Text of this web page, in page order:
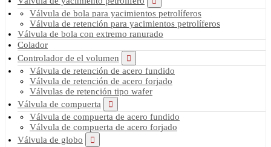
Válvula de bola para yacimientos petrolíferos
Válvula de retención para yacimientos petrolíferos
Válvula de bola con extremo ranurado
Colador
Controlador de el volumen
Válvula de retención de acero fundido
Válvula de retención de acero forjado
Válvulas de retención tipo wafer
Válvula de compuerta
Válvula de compuerta de acero fundido
Válvula de compuerta de acero forjado
Válvula de globo